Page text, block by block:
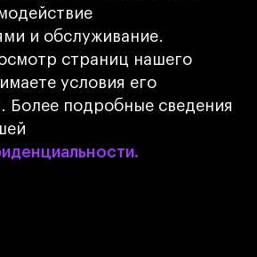
и обслуживание.
страниц нашего
условия его
Более подробные сведения
персональных
Подписаться